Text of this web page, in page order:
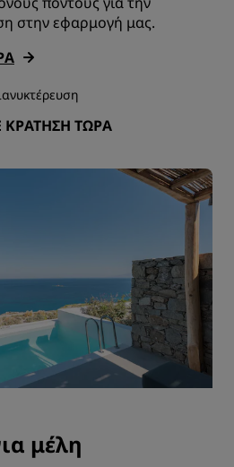
στην εφαρμογή μας.
ΚΡΆΤΗΣΗ ΤΏΡΑ
μέλη